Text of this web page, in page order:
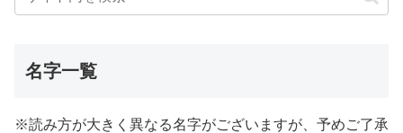
名字一覧
※読み方が大きく異なる名字がございますが、予めご了承